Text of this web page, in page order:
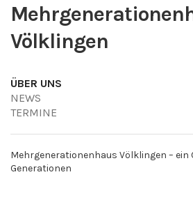
Völklingen
ÜBER UNS
NEWS
TERMINE
Mehrgenerationenhaus Völklingen – ein
Generationen